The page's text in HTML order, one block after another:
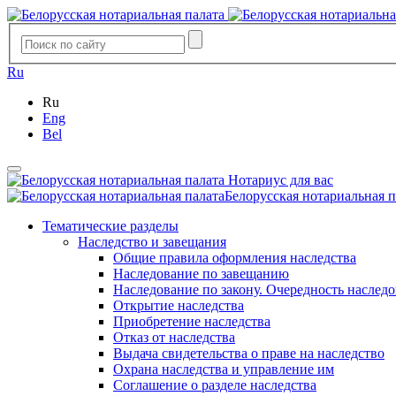
Ru
Ru
Eng
Bel
Нотариус для вас
Белорусская нотариальная
Тематические разделы
Наследство и завещания
Общие правила оформления наследства
Наследование по завещанию
Наследование по закону. Очередность
Открытие наследства
Приобретение наследства
Отказ от наследства
Выдача свидетельства о праве на наследство
Охрана наследства и управление им
Соглашение о разделе наследства